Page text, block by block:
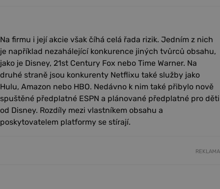
Na firmu i její akcie však číhá celá řada rizik. Jedním z nich
je například nezahálející konkurence jiných tvůrců obsahu,
jako je Disney, 21st Century Fox nebo Time Warner. Na
druhé straně jsou konkurenty Netflixu také služby jako
Hulu, Amazon nebo HBO. Nedávno k nim také přibylo nově
spuštěné předplatné ESPN a plánované předplatné pro děti
od Disney. Rozdíly mezi vlastníkem obsahu a
poskytovatelem platformy se stírají.
REKLAMA